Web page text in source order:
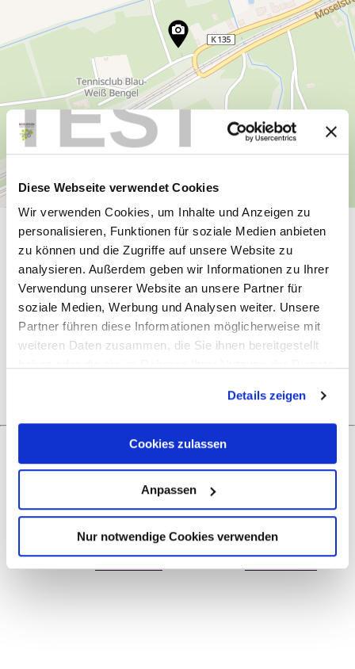
TEST
Diese Webseite verwendet Cookies
Wir verwenden Cookies, um Inhalte und Anzeigen zu
personalisieren, Funktionen für soziale Medien anbieten
zu können und die Zugriffe auf unsere Website zu
analysieren. Außerdem geben wir Informationen zu Ihrer
Verwendung unserer Website an unsere Partner für
soziale Medien, Werbung und Analysen weiter. Unsere
Partner führen diese Informationen möglicherweise mit
weiteren Daten zusammen, die Sie ihnen bereitgestellt
Details zeigen
Cookies zulassen
Anpassen
Nur notwendige Cookies verwenden
General information
Openings
Plan route Create PDF